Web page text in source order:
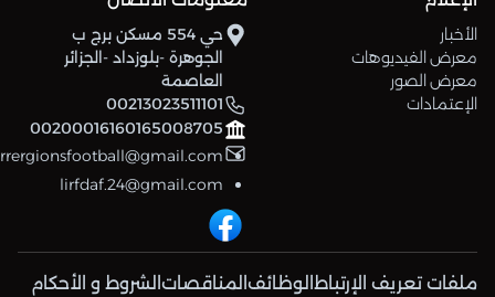
الأخبار
معرض الفيديوهات
معرض الصور
الإعتمادات
حي 554 مسكن برج ب
الجوهرة -بلوزداد -الجزائر
العاصمة
00213023511101
00200016160165008705
lirfdaf.24@gmail.com
ملفات تعريف الإرتباط الوظائف المناقصات الشروط و الأحكام